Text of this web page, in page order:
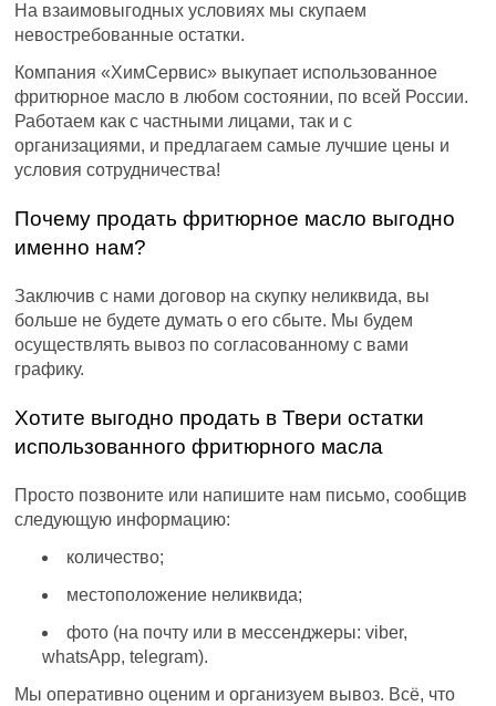
На взаимовыгодных условиях мы скупаем
невостребованные остатки.
Компания «ХимСервис» выкупает использованное
фритюрное масло в любом состоянии, по всей России.
Работаем как с частными лицами, так и с
организациями, и предлагаем самые лучшие цены и
условия сотрудничества!
Почему продать фритюрное масло выгодно
именно нам?
Заключив с нами договор на скупку неликвида, вы
больше не будете думать о его сбыте. Мы будем
осуществлять вывоз по согласованному с вами
графику.
Хотите выгодно продать в Твери остатки
использованного фритюрного масла
Просто позвоните или напишите нам письмо, сообщив
следующую информацию:
количество;
местоположение неликвида;
фото (на почту или в мессенджеры: viber,
whatsApp, telegram).
Мы оперативно оценим и организуем вывоз. Всё, что